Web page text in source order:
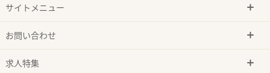
サイトメニュー
お問い合わせ
求人特集